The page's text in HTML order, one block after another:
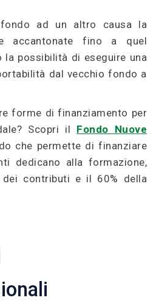
ad un altro causa la
accantonate fino a quel
la possibilità di eseguire una
dal vecchio fondo a
forme di finanziamento per
Scopri il Fondo Nuove
che permette di finanziare
dedicano alla formazione,
dei contributi e il 60% della